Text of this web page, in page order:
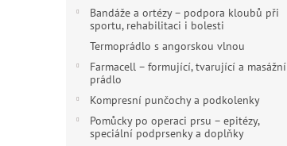
Bandáže a ortézy – podpora kloubů při
sportu, rehabilitaci i bolesti
Termoprádlo s angorskou vlnou
Farmacell – formující, tvarující a masážní
prádlo
Kompresní punčochy a podkolenky
Pomůcky po operaci prsu – epitézy,
speciální podprsenky a doplňky